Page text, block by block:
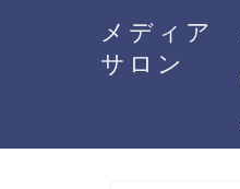
メディア
サロン